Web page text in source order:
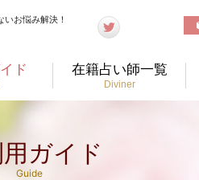
お悩み解決！
ド 在籍占い師一覧
Diviner
ガイド
Guide